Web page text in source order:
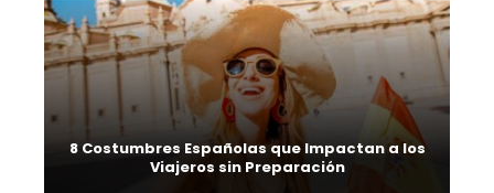
8 Costumbres Españolas que Impactan a los
Viajeros sin Preparación